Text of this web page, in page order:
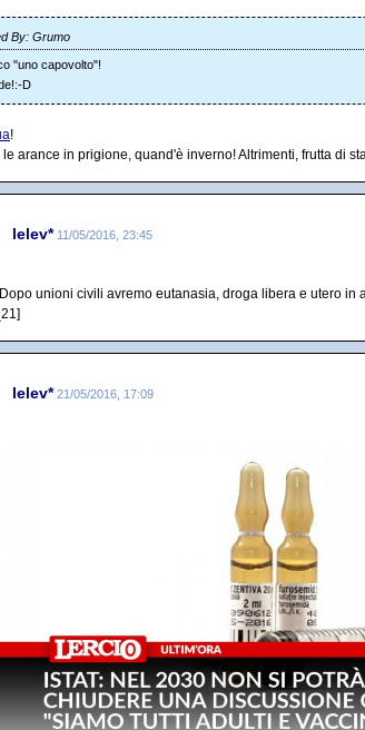
By: Grumo
"uno capovolto"!
D
!
le arance in prigione, quand'è inverno! Altrimenti, frutta di
lelev* 11/05/2016, 23:45
unioni civili avremo eutanasia, droga libera e utero in
lelev* 21/05/2016, 17:09